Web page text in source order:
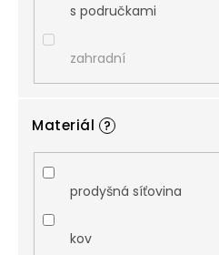
s područkami
zahradní
Materiál ?
prodyšná síťovina
kov